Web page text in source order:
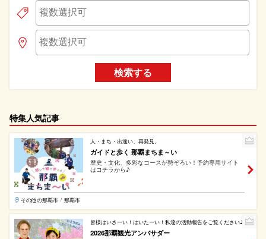
検索する
特集人気記事
人・まち・出逢い、再発見。
ガイドと歩く 那覇まちま～い
歴史・文化、多彩なコースが勢ぞろい！予約専用サイト
はコチラから♪
その他の那覇市 / 那覇市
皆様はいさーい！はいたーい！私達の活動報告をご覧ください♪
2026那覇観光アンバサダー